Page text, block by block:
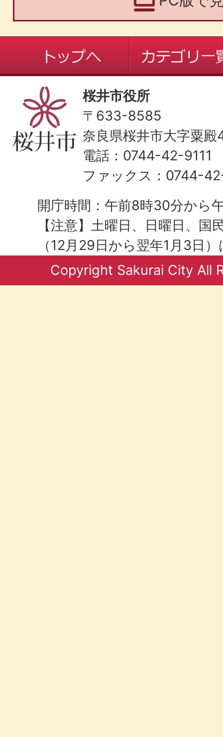
桜井市役所
〒633-8585
奈良県桜井市大字粟
電話：0744-42-9111
ファックス：0744-
開庁時間：午前8時30分から
【注意】土曜日、日曜日、国
（12月29日から翌年1月3日
Copyright Sakurai City All